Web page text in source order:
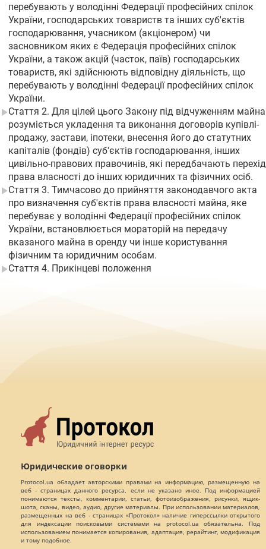
перебувають у володінні Федерації професійних спілок
України, господарських товариств та інших суб'єктів
господарювання, учасником (акціонером) чи
засновником яких є Федерація професійних спілок
України, а також акцій (часток, паїв) господарських
товариств, які здійснюють відповідну діяльність, що
перебувають у володінні Федерації професійних спілок
України.
Стаття 2. Для цілей цього Закону під відчуженням майна
розуміється укладення та виконання договорів купівлі-
продажу, застави, іпотеки, внесення його до статутних
капіталів (фондів) суб'єктів господарювання, інших
цивільно-правових правочинів, які передбачають перехід
права власності до інших юридичних та фізичних осіб.
Стаття 3. Тимчасово до прийняття законодавчого акта
про визначення суб'єктів права власності майна, яке
перебуває у володінні Федерації професійних спілок
України, встановлюється мораторій на передачу
вказаного майна в оренду чи інше користування
фізичним та юридичним особам.
Стаття 4. Прикінцеві положення
Юридические оговорки
Protocol.ua обладает авторскими правами на информацию, размещенную на
веб - страницах данного ресурса, если не указано иное. Под информацией
понимаются тексты, комментарии, статьи, фотоизображения, рисунки, ящик-
шота, сканы, видео, аудио, другие материалы. При использовании материалов,
размещенных на веб - страницах «Протокол» наличие гиперссылки открытого
для индексации поисковыми системами на protocol.ua обязательна. Под
использованием понимается копирования, адаптация, рерайтинг, модификация
и тому подобное.